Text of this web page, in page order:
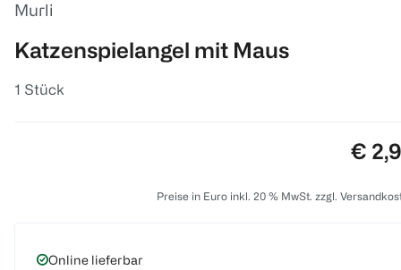
Murli
Katzenspielangel mit Maus
1 Stück
€
Preise in Euro inkl. 20 % MwSt. zzgl.
Online lieferbar